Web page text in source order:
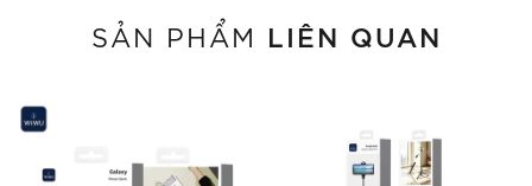
SẢN PHẨM LIÊN QUAN